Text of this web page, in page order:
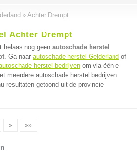
» Achter Drempt
Achter Drempt
helaas nog geen autoschade herstel
. Ga naar autoschade herstel Gelderland of
herstel bedrijven om via één e-
meerdere autoschade herstel bedrijven
resultaten getoond uit de provincie
» »»